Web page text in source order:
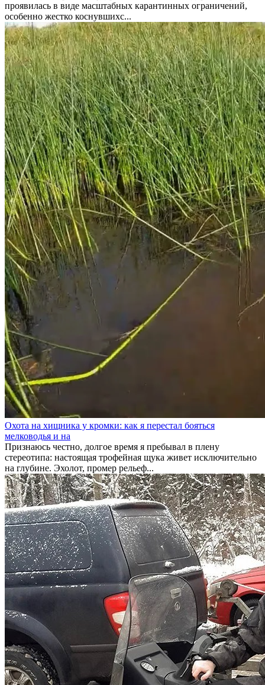
проявилась в виде масштабных карантинных ограничений,
особенно жестко коснувшихс...
Охота на хищника у кромки: как я перестал бояться
мелководья и на
Признаюсь честно, долгое время я пребывал в плену
стереотипа: настоящая трофейная щука живет исключительно
на глубине. Эхолот, промер рельеф...